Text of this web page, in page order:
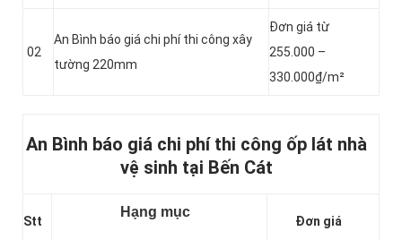
02
An Bình báo giá chi phí thi công xây
tường 220mm
Đơn giá từ
255.000 –
330.000₫/m²
An Bình báo giá chi phí thi công ốp lát nhà
vệ sinh tại Bến Cát
Stt
Hạng mục
Đơn giá